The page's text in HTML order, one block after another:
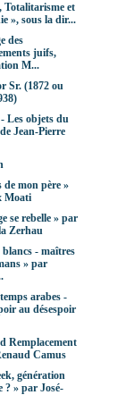
Totalitarisme et
», sous la dir...
des
juifs,
M...
Sr. (1872 ou
Les objets du
Jean-Pierre
de mon père »
Moati
se rebelle » par
Zerhau
blancs - maîtres
» par
arabes -
au désespoir
Remplacement
Camus
génération
? » par José-